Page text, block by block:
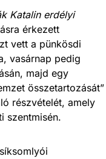
Katalin erdélyi
érkezett
vett a pünkösdi
vasárnap pedig
majd egy
összetartozását”
részvételét, amely
szentmisén.